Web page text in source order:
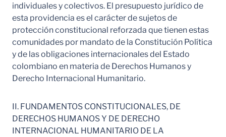
individuales y colectivos. El presupuesto jurídico de
esta providencia es el carácter de sujetos de
protección constitucional reforzada que tienen estas
comunidades por mandato de la Constitución Política
y de las obligaciones internacionales del Estado
colombiano en materia de Derechos Humanos y
Derecho Internacional Humanitario.
II. FUNDAMENTOS CONSTITUCIONALES, DE
DERECHOS HUMANOS Y DE DERECHO
INTERNACIONAL HUMANITARIO DE LA